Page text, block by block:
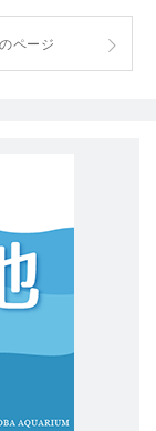
ページ